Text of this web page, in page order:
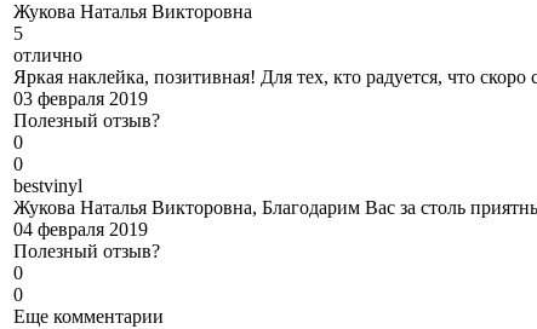
Жукова Наталья Викторовна
5
отлично
Яркая наклейка, позитивная! Для тех, кто радуется, что
03 февраля 2019
Полезный отзыв?
0
0
bestvinyl
Жукова Наталья Викторовна, Благодарим Вас за столь
04 февраля 2019
Полезный отзыв?
0
0
Еще комментарии